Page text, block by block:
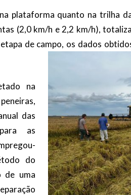
plataforma quanto na trilha
(2,0 km/h e 2,2 km/h),
de campo, os dados
na
das
as
do
de uma